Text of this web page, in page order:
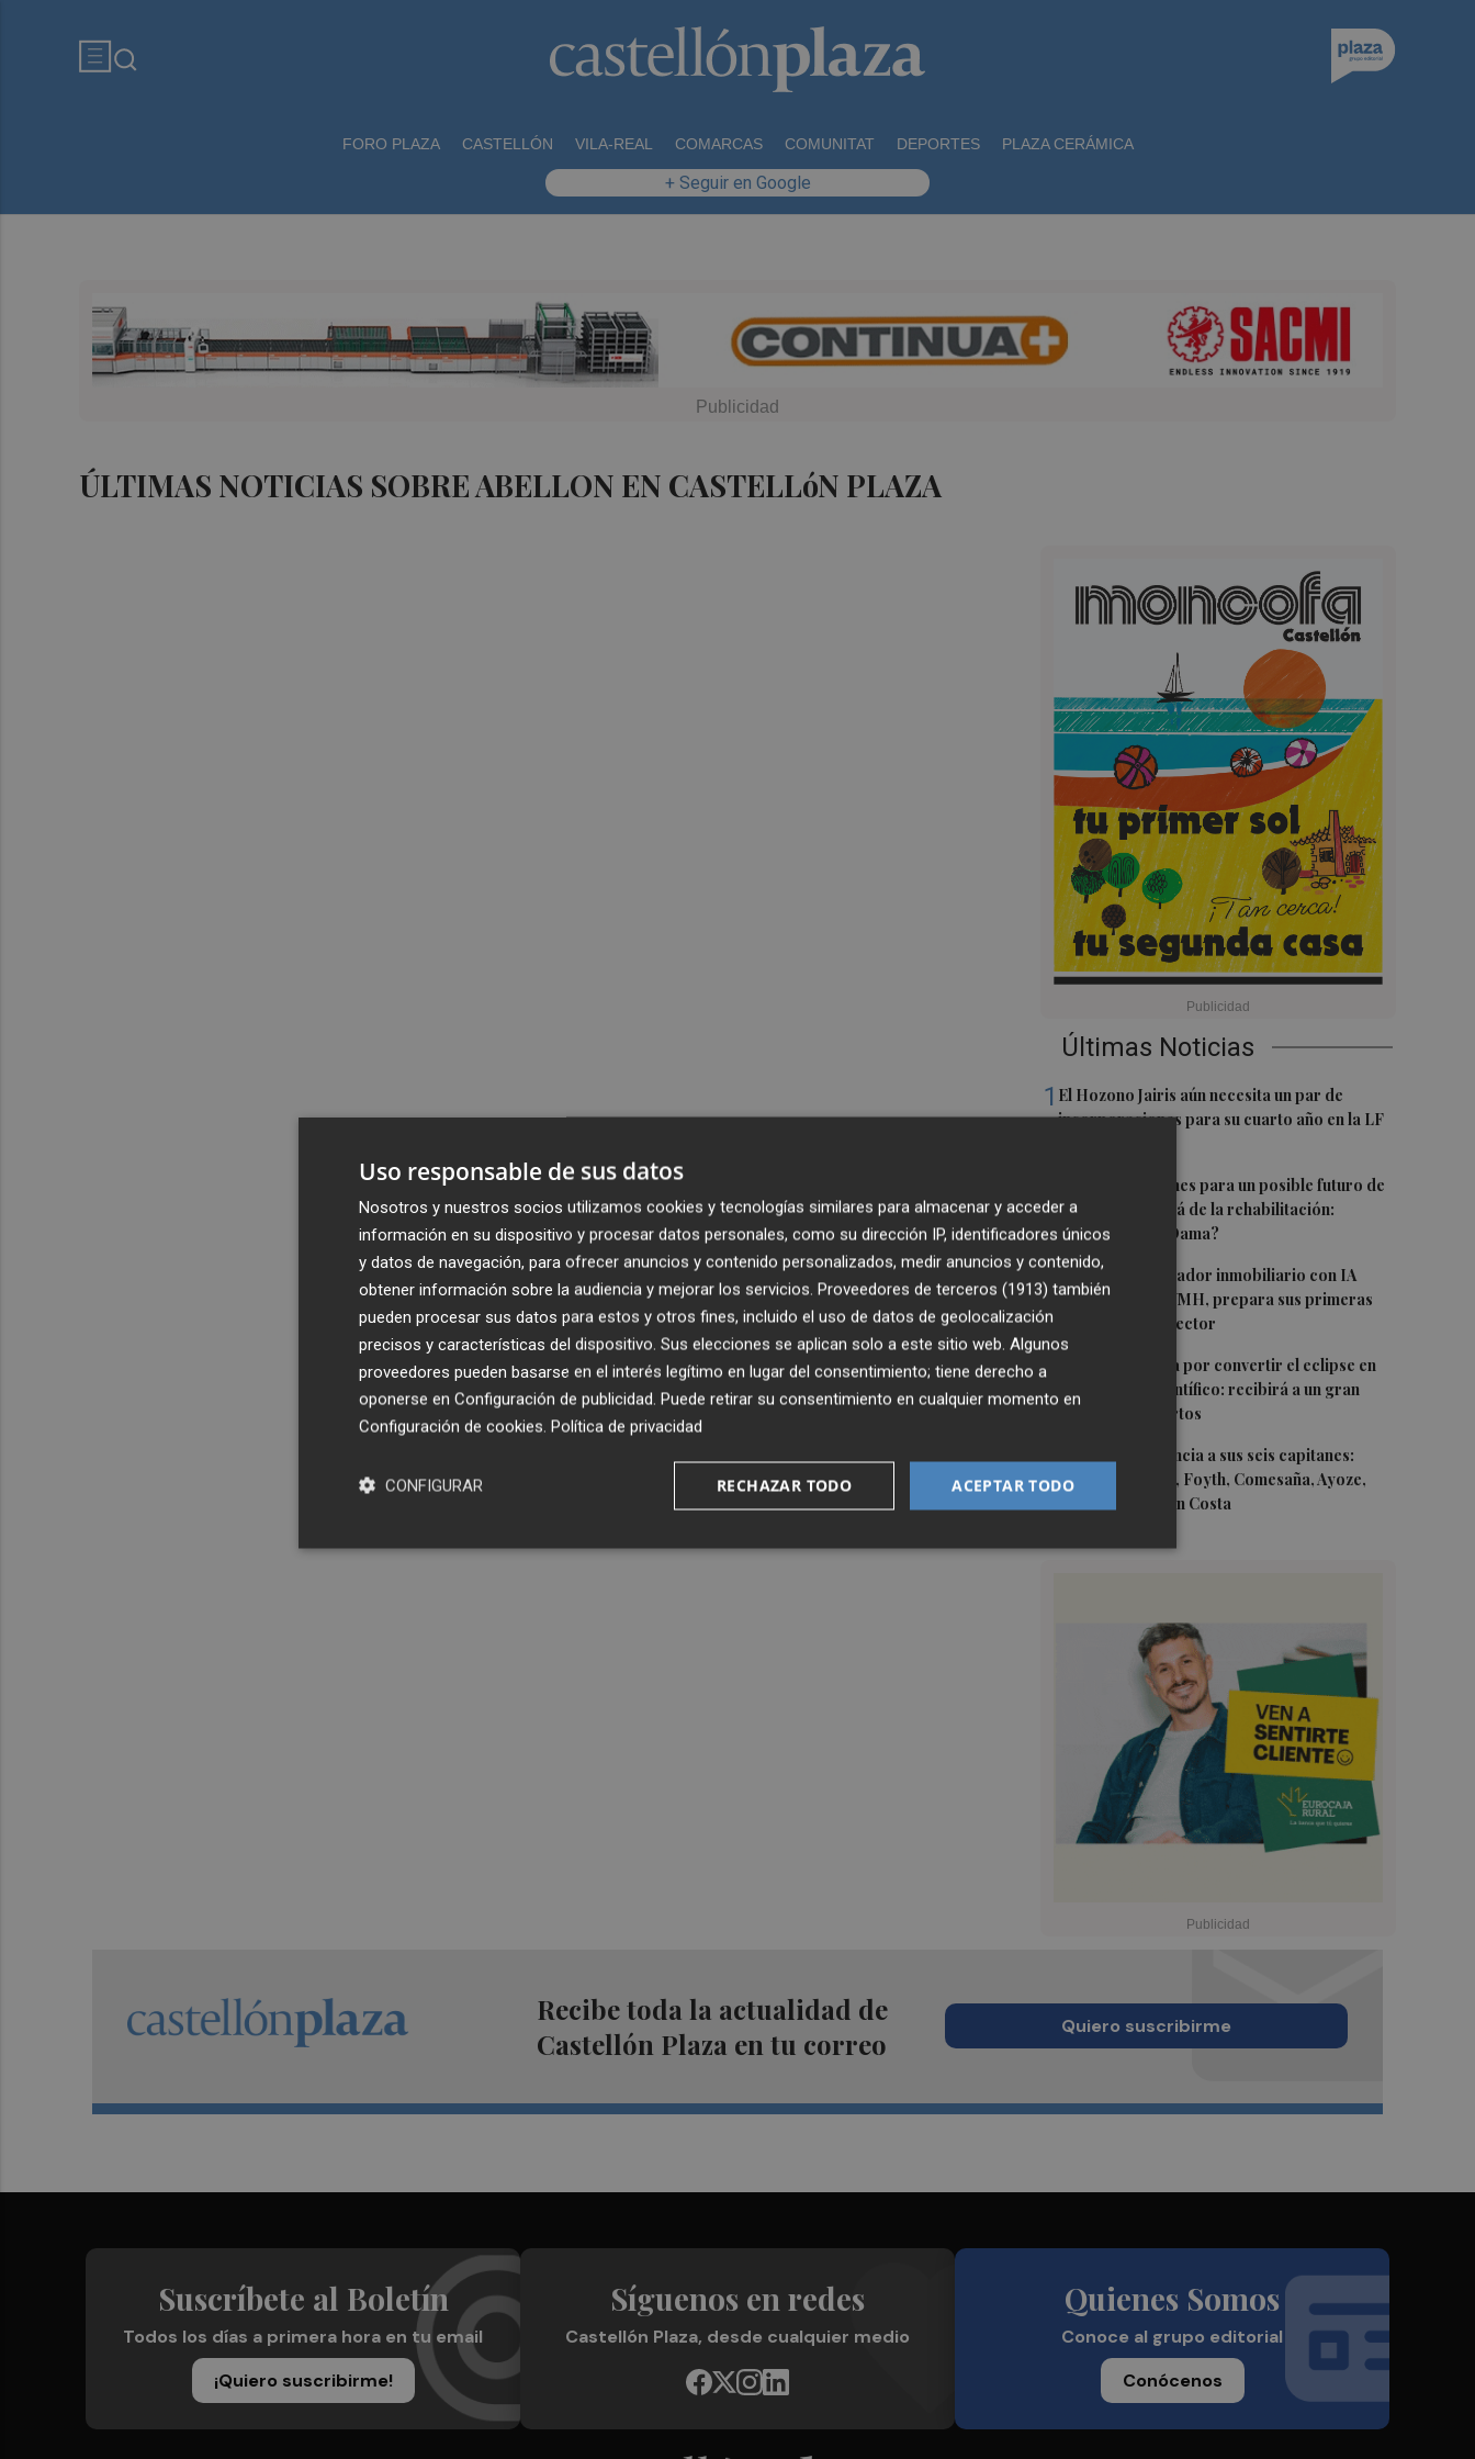
FORO PLAZA CASTELLÓN VILA-REAL COMARCAS COMUNITAT DEPORTES PLAZA CERÁMICA
+ Seguir en Google
ÚLTIMAS NOTICIAS SOBRE ABELLON EN CASTELLóN PLAZA
Últimas Noticias
1 El Hozono Jairis aún necesita un par de
incorporaciones para su cuarto año en la LF
Ruz ya hace planes para un posible futuro de
Clarisas, más allá de la rehabilitación:
¿retorno de la Dama?
3ViviFind, el buscador inmobiliario con IA
surgido del PCUMH, prepara sus primeras
alianzas con el sector
4
Castelló apuesta por convertir el eclipse en
un referente científico: recibirá a un gran
equipo de expertos
5 El Villarreal anuncia a sus seis capitanes:
Gerard Moreno, Foyth, Comesaña, Ayoze,
Cardona y Logan Costa
Recibe toda la actualidad de
Castellón Plaza en tu correo
Quiero suscribirme
Suscríbete al Boletín
Todos los días a primera hora en tu email
¡Quiero suscribirme!
Síguenos en redes
Castellón Plaza, desde cualquier medio
Quienes Somos
Conoce al grupo editorial
Conócenos
Uso responsable de sus datos
Nosotros y nuestros socios utilizamos cookies y tecnologías similares para almacenar y acceder a
información en su dispositivo y procesar datos personales, como su dirección IP, identificadores únicos
y datos de navegación, para ofrecer anuncios y contenido personalizados, medir anuncios y contenido,
obtener información sobre la audiencia y mejorar los servicios. Proveedores de terceros (1913) también
pueden procesar sus datos para estos y otros fines, incluido el uso de datos de geolocalización
precisos y características del dispositivo. Sus elecciones se aplican solo a este sitio web. Algunos
proveedores pueden basarse en el interés legítimo en lugar del consentimiento; tiene derecho a
oponerse en Configuración de publicidad. Puede retirar su consentimiento en cualquier momento en
Configuración de cookies. Política de privacidad
ACEPTAR TODO
RECHAZAR TODO
CONFIGURAR